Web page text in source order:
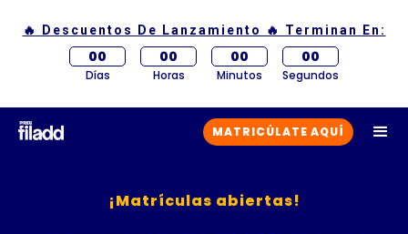
🔥 Descuentos De Lanzamiento 🔥 Terminan En:
00
Días
00
Horas
00
Minutos
00
Segundos
MATRICÚLATE AQUÍ
¡Matrículas abiertas!